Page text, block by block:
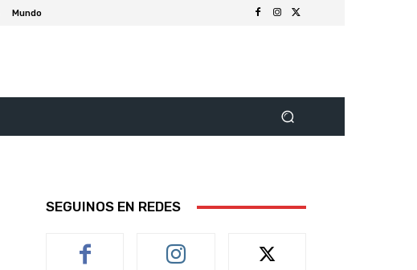
Mundo
SEGUINOS EN REDES